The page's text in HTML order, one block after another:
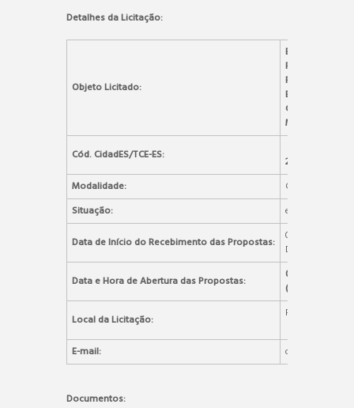
Detalhes da Licitação:
Objeto Licitado:
EXECUÇÃO
REFORMA E
PRÉDIO/
BRASILEIRO
GUERRA 01-
MUNICÍPIO DE
Cód. CidadES/TCE-ES:
Modalidade:
Concorrência
Situação:
em andamento
Data de Início do Recebimento das Propostas:
09H:00M DO
DE BRASÍLIA).
Data e Hora de Abertura das Propostas:
09H:01M
(HORÁRIO DE
Local da Licitação:
Portal de
E-mail:
Documentos: